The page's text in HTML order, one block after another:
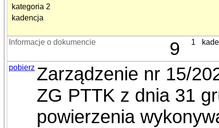
kategoria 2
kadencja
Informacje o dokumencie 9 1
pobierz Zarządzenie nr 15/
ZG PTTK z dnia 31
powierzenia